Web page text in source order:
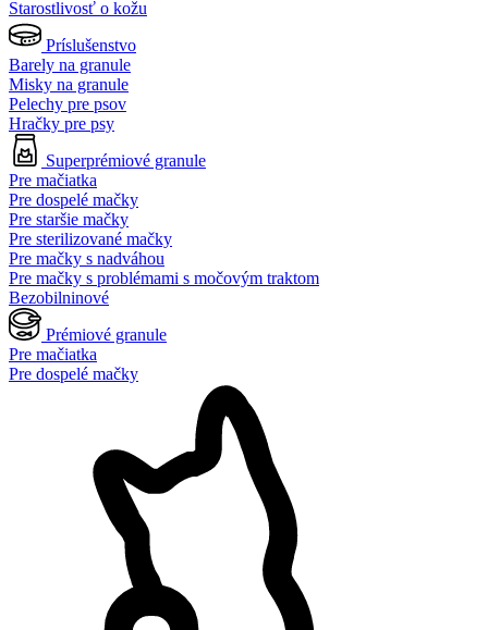
Starostlivosť o kožu
Príslušenstvo
Barely na granule
Misky na granule
Pelechy pre psov
Hračky pre psy
Superprémiové granule
Pre mačiatka
Pre dospelé mačky
Pre staršie mačky
Pre sterilizované mačky
Pre mačky s nadváhou
Pre mačky s problémami s močovým traktom
Bezobilninové
Prémiové granule
Pre mačiatka
Pre dospelé mačky